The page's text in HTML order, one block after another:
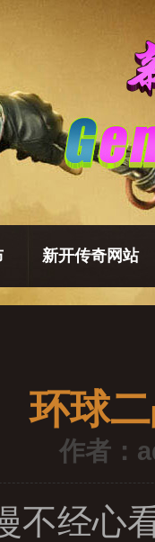
新开传奇网站
环球
作者：
不经心